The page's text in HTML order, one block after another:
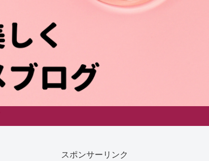
スポンサーリンク